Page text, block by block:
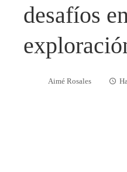
desafíos
Aimé Rosales